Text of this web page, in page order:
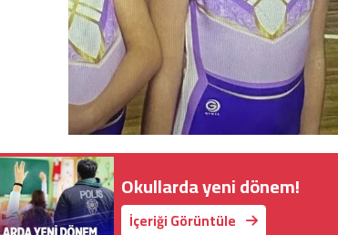
Okullarda yeni dönem!
İçeriği Görüntüle